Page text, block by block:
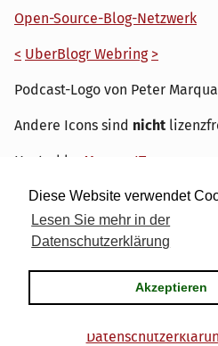
Diese Website verwendet
Lesen Sie mehr in der
Datenschutzerklärung
Akzeptieren
Open-Source-Blog-Netzwerk
< UberBlogr Webring >
Podcast-Logo von Peter
Andere Icons sind nicht
Hosted by My own IT.
Serendipity& the dirk